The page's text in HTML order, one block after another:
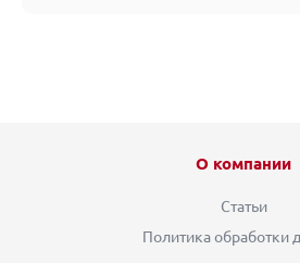
О компании
Статьи
Политика обработки